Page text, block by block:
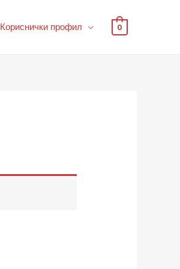
Кориснички профил 0